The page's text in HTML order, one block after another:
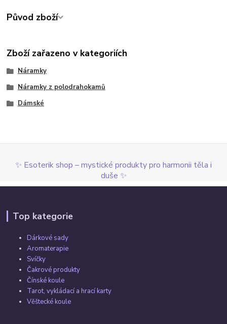
Původ zboží
Zboží zařazeno v kategoriích
Náramky
Náramky z polodrahokamů
Dámské
✨ Esoterik shop – mystické produkty pro harmonii těla i
duše ✨
Top kategorie
Dárkové sady
Aromaterapie
Svíčky
Čakrové produkty
Čínské koule
Tarot, vykládací a hrací karty
Věštecké koule